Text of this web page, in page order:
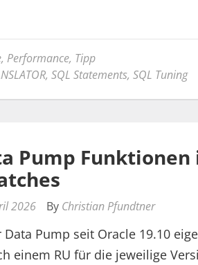
, Performance, Tipp
, SQL Statements, SQL Tuning
Pump Funktionen
2026 By Christian Pfundtner
Pump seit Oracle 19.10
einem RU für die jeweilige